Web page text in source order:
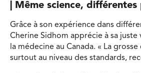
| Même science,
Grâce à son expérience dans
Cherine Sidhom apprécie à sa
la médecine au Canada. « La
surtout au niveau des standards,